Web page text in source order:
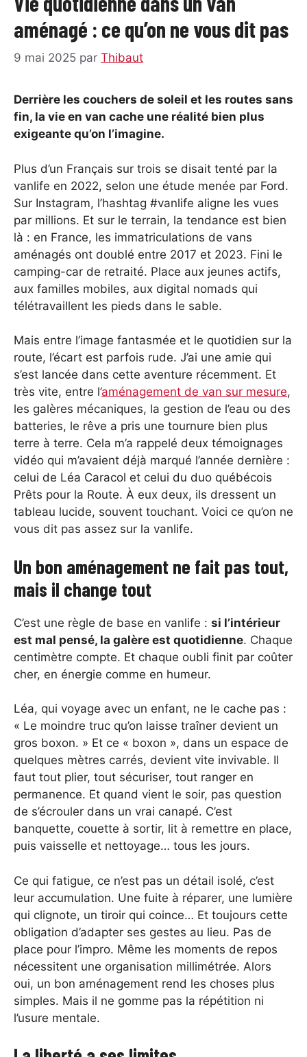
aménagé : ce qu’on ne vous dit pas
9 mai 2025 par Thibaut
Derrière les couchers de soleil et les routes sans
fin, la vie en van cache une réalité bien plus
exigeante qu’on l’imagine.
Plus d’un Français sur trois se disait tenté par la
vanlife en 2022, selon une étude menée par Ford.
Sur Instagram, l’hashtag #vanlife aligne les vues
par millions. Et sur le terrain, la tendance est bien
là : en France, les immatriculations de vans
aménagés ont doublé entre 2017 et 2023. Fini le
camping-car de retraité. Place aux jeunes actifs,
aux familles mobiles, aux digital nomads qui
télétravaillent les pieds dans le sable.
Mais entre l’image fantasmée et le quotidien sur la
route, l’écart est parfois rude. J’ai une amie qui
s’est lancée dans cette aventure récemment. Et
très vite, entre l’aménagement de van sur mesure,
les galères mécaniques, la gestion de l’eau ou des
batteries, le rêve a pris une tournure bien plus
terre à terre. Cela m’a rappelé deux témoignages
vidéo qui m’avaient déjà marqué l’année dernière :
celui de Léa Caracol et celui du duo québécois
Prêts pour la Route. À eux deux, ils dressent un
tableau lucide, souvent touchant. Voici ce qu’on ne
vous dit pas assez sur la vanlife.
Un bon aménagement ne fait pas tout,
mais il change tout
C’est une règle de base en vanlife : si l’intérieur
est mal pensé, la galère est quotidienne. Chaque
centimètre compte. Et chaque oubli finit par coûter
cher, en énergie comme en humeur.
Léa, qui voyage avec un enfant, ne le cache pas :
« Le moindre truc qu’on laisse traîner devient un
gros boxon. » Et ce « boxon », dans un espace de
quelques mètres carrés, devient vite invivable. Il
faut tout plier, tout sécuriser, tout ranger en
permanence. Et quand vient le soir, pas question
de s’écrouler dans un vrai canapé. C’est
banquette, couette à sortir, lit à remettre en place,
puis vaisselle et nettoyage… tous les jours.
Ce qui fatigue, ce n’est pas un détail isolé, c’est
leur accumulation. Une fuite à réparer, une lumière
qui clignote, un tiroir qui coince… Et toujours cette
obligation d’adapter ses gestes au lieu. Pas de
place pour l’impro. Même les moments de repos
nécessitent une organisation millimétrée. Alors
oui, un bon aménagement rend les choses plus
simples. Mais il ne gomme pas la répétition ni
l’usure mentale.